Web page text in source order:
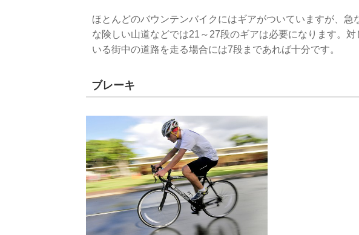
ほとんどのバウンテンバイクにはギアがついていますが、急
な険しい山道などでは21～27段のギアは必要になります。
いる街中の道路を走る場合には7段まであれば十分です。
ブレーキ